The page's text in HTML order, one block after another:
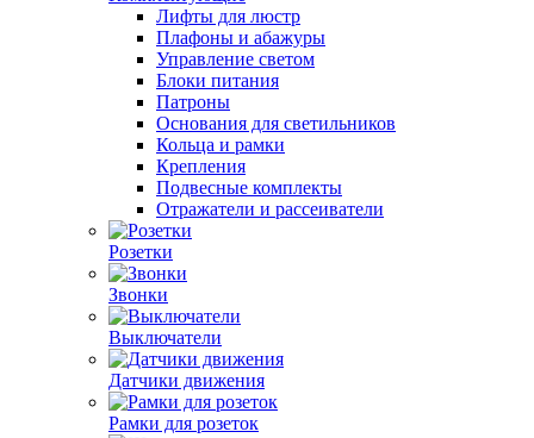
Лифты для люстр
Плафоны и абажуры
Управление светом
Блоки питания
Патроны
Основания для светильников
Кольца и рамки
Крепления
Подвесные комплекты
Отражатели и рассеиватели
Розетки
Звонки
Выключатели
Датчики движения
Рамки для розеток